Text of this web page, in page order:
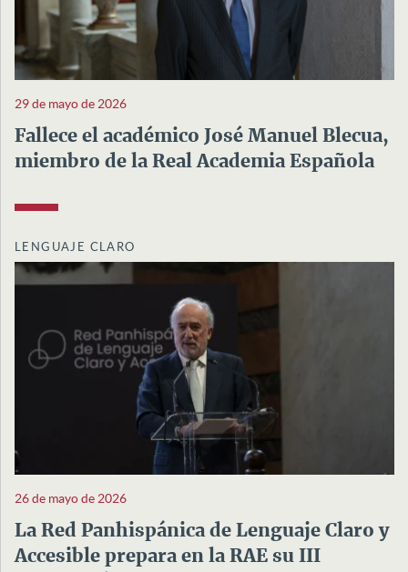
29 de mayo de 2026
Fallece el académico José Manuel Blecua,
miembro de la Real Academia Española
LENGUAJE CLARO
26 de mayo de 2026
La Red Panhispánica de Lenguaje Claro y
Accesible prepara en la RAE su III